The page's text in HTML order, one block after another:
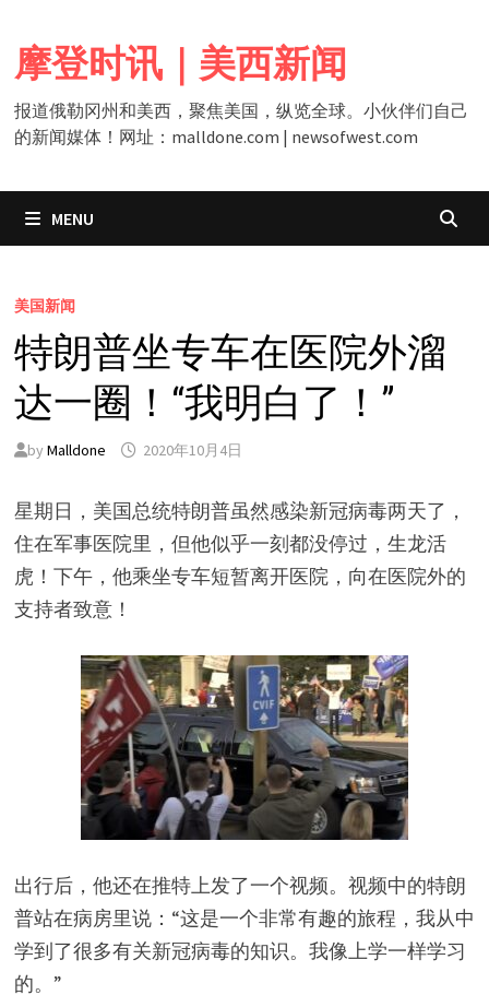
content
摩登时讯｜美西新闻
报道俄勒冈州和美西，聚焦美国，纵览全球。小伙伴们自己
的新闻媒体！网址：malldone.com | newsofwest.com
MENU
美国新闻
特朗普坐专车在医院外溜
达一圈！“我明白了！”
by Malldone 2020年10月4日
星期日，美国总统特朗普虽然感染新冠病毒两天了，
住在军事医院里，但他似乎一刻都没停过，生龙活
虎！下午，他乘坐专车短暂离开医院，向在医院外的
支持者致意！
出行后，他还在推特上发了一个视频。视频中的特朗
普站在病房里说：“这是一个非常有趣的旅程，我从中
学到了很多有关新冠病毒的知识。我像上学一样学习
的。”